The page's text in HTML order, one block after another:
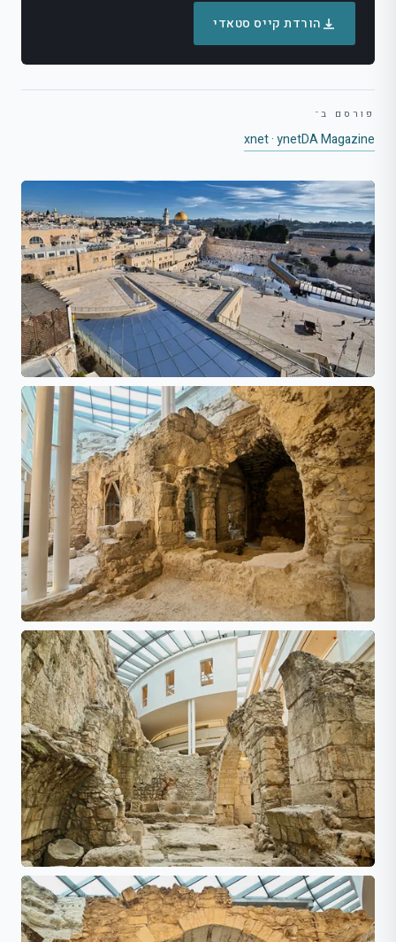
הורדת קייס סטאדי
פורסם ב־
DA Magazine
xnet · ynet